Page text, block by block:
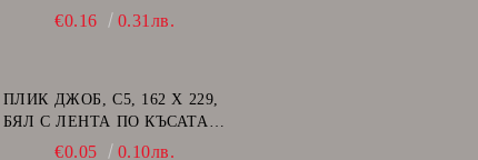
ВЪЗДУШНИ МЕХУРИ - CD
€0.16 0.31лв.
ПЛИК ДЖОБ, C5, 162 Х 229,
БЯЛ С ЛЕНТА ПО КЪСАТА
СТРАНА€0.05 0.10лв.